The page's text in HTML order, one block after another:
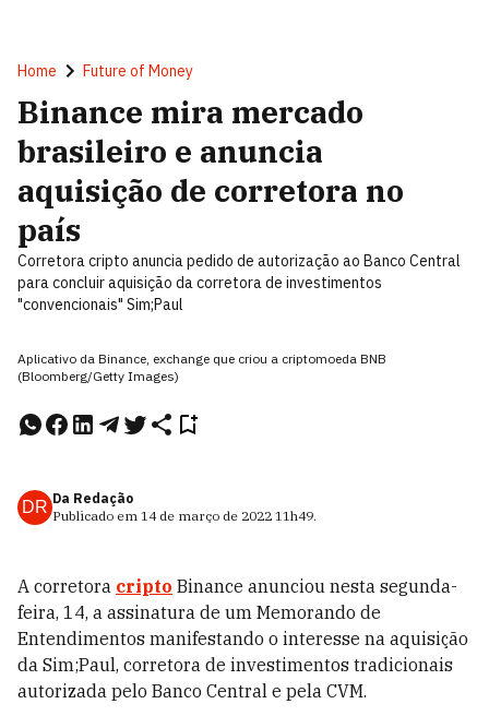
Home Future of Money
Binance mira mercado
brasileiro e anuncia
aquisição de corretora no
país
Corretora cripto anuncia pedido de autorização ao Banco Central
para concluir aquisição da corretora de investimentos
"convencionais" Sim;Paul
Aplicativo da Binance, exchange que criou a criptomoeda BNB
(Bloomberg/Getty Images)
DR Da Redação
Publicado em 14 de março de 2022 11h49.
A corretora cripto Binance anunciou nesta segunda-
feira, 14, a assinatura de um Memorando de
Entendimentos manifestando o interesse na aquisição
da Sim;Paul, corretora de investimentos tradicionais
autorizada pelo Banco Central e pela CVM.